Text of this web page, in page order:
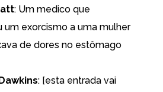
: Um medico que
um exorcismo a uma mulher
de dores no estômago
: [esta entrada vai